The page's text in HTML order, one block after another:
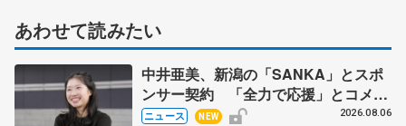
あわせて読みたい
中井亜美、新潟の「SANKA」とスポ
ンサー契約 「全力で応援」とコメン
ト
ニュース NEW 2026.08.06